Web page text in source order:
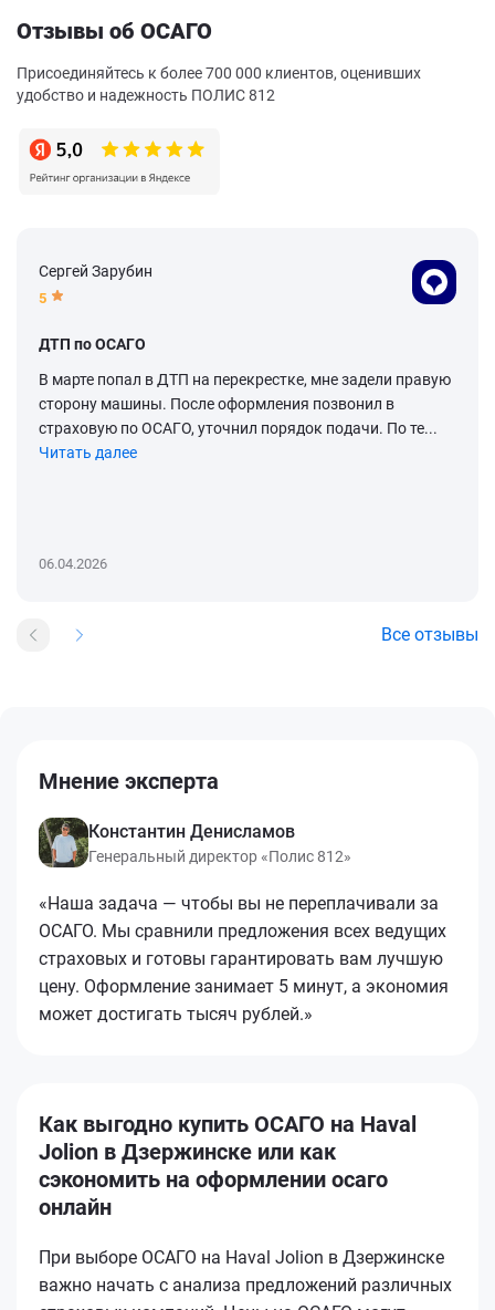
Отзывы об ОСАГО
Присоединяйтесь к более 700 000 клиентов, оценивших
удобство и надежность ПОЛИС 812
Сергей Зарубин
5
ДТП по ОСАГО
В марте попал в ДТП на перекрестке, мне задели правую
сторону машины. После оформления позвонил в
страховую по ОСАГО, уточнил порядок подачи. По те...
Читать далее
06.04.2026
Все отзывы
Мнение эксперта
Константин Денисламов
Генеральный директор «Полис 812»
«Наша задача — чтобы вы не переплачивали за
ОСАГО. Мы сравнили предложения всех ведущих
страховых и готовы гарантировать вам лучшую
цену. Оформление занимает 5 минут, а экономия
может достигать тысяч рублей.»
Как выгодно купить ОСАГО на Haval
Jolion в Дзержинске или как
сэкономить на оформлении осаго
онлайн
При выборе ОСАГО на Haval Jolion в Дзержинске
важно начать с анализа предложений различных